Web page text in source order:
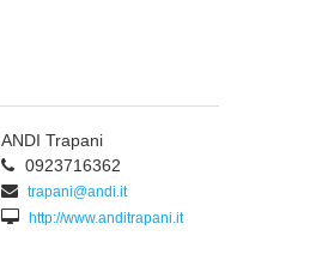
ANDI Trapani
0923716362
trapani@andi.it
http://www.anditrapani.it